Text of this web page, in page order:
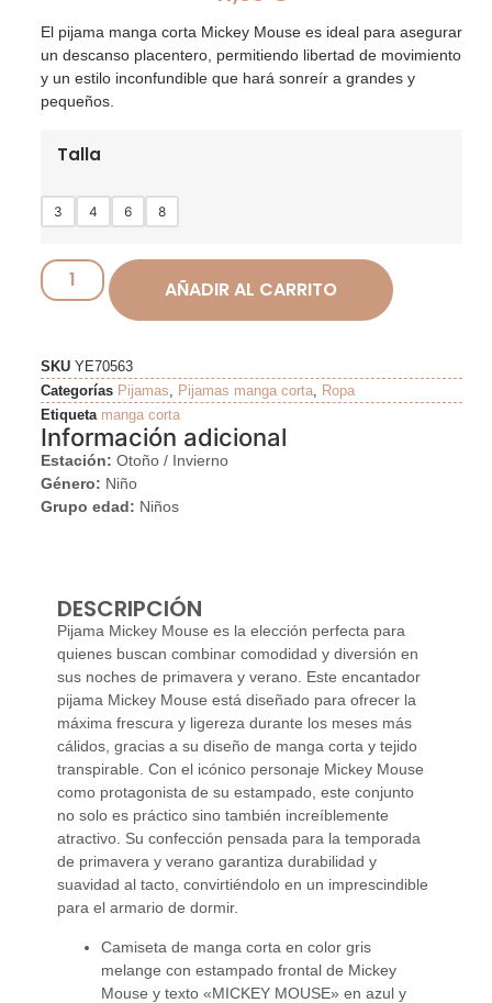
El pijama manga corta Mickey Mouse es ideal para asegurar
un descanso placentero, permitiendo libertad de movimiento
y un estilo inconfundible que hará sonreír a grandes y
pequeños.
Talla
3 4 6 8
AÑADIR AL CARRITO
SKU YE70563
Categorías Pijamas Pijamas manga corta,
Ropa
Etiqueta manga corta
Información adicional
Estación: Otoño / Invierno
Género: Niño
Grupo edad: Niños
DESCRIPCIÓN
Pijama Mickey Mouse es la elección perfecta para
quienes buscan combinar comodidad y diversión en
sus noches de primavera y verano. Este encantador
pijama Mickey Mouse está diseñado para ofrecer la
máxima frescura y ligereza durante los meses más
cálidos, gracias a su diseño de manga corta y tejido
transpirable. Con el icónico personaje Mickey Mouse
como protagonista de su estampado, este conjunto
no solo es práctico sino también increíblemente
atractivo. Su confección pensada para la temporada
de primavera y verano garantiza durabilidad y
suavidad al tacto, convirtiéndolo en un imprescindible
para el armario de dormir.
Camiseta de manga corta en color gris
melange con estampado frontal de Mickey
Mouse y texto «MICKEY MOUSE» en azul y